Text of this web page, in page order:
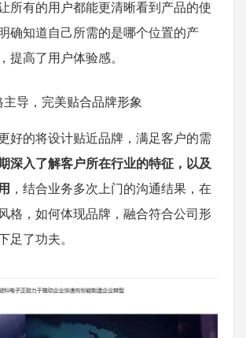
所有的用户都能更清晰看到产品的使
确知道自己所需的是哪个位置的产
提高了用户体验感。
主导，完美贴合品牌形象
好的将设计贴近品牌，满足客户的需
深入了解客户所在行业的特征，以及
，结合业务多次上门的沟通结果，在
格，如何体现品牌，融合符合公司形
足了功夫。